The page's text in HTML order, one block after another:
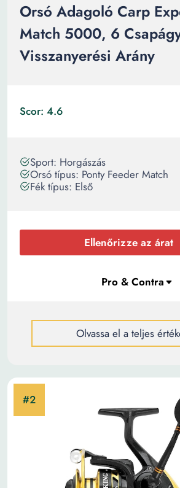
Orsó Adagoló Carp
Match 5000, 6
Visszanyerési Arány
Scor: 4.6
Sport: Horgászás
Orsó típus: Ponty Feeder Match
Fék típus: Első
Ellenőrizze az árat
Olvassa el a teljes